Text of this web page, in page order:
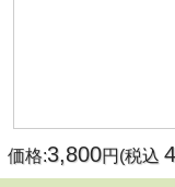
価格:3,800円(税込